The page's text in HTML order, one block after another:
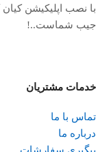
با نصب اپلیکیشن کیان
جیب شماست..!
خدمات مشتریان
تماس با ما
درباره ما
پیگیری سفارشات